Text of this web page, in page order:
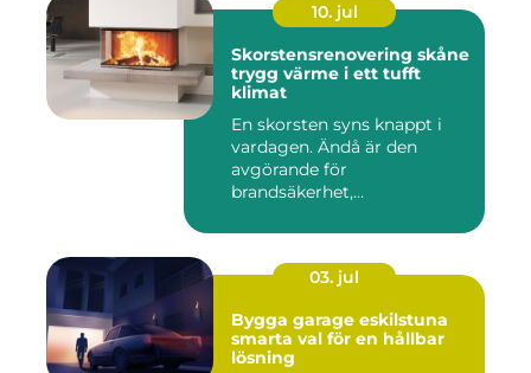
10. jul
Skorstensrenovering skåne
trygg värme i ett tufft
klimat
En skorsten syns knappt i
vardagen. Ändå är den
avgörande för
brandsäkerhet,
03. jul
Bygga garage eskilstuna
smarta val för en hållbar
lösning